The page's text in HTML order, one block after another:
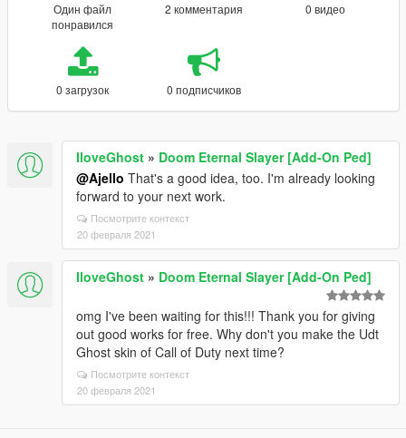
Один файл
понравился
2 комментария 0 видео
0 загрузок 0 подписчиков
IloveGhost » Doom Eternal Slayer [Add-On Ped]
@Ajello That's a good idea, too. I'm already looking
forward to your next work.
Посмотрите контекст
20 февраля 2021
IloveGhost » Doom Eternal Slayer [Add-On Ped]
omg I've been waiting for this!!! Thank you for giving
out good works for free. Why don't you make the Udt
Ghost skin of Call of Duty next time?
Посмотрите контекст
20 февраля 2021